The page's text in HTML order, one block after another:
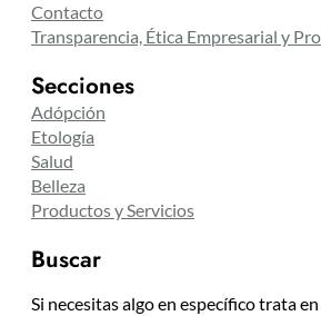
Contacto
Transparencia, Ética Empresarial y
Secciones
Adópción
Etología
Salud
Belleza
Productos y Servicios
Buscar
Si necesitas algo en específico trata